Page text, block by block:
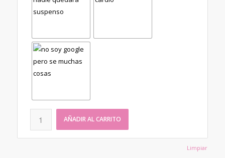
Limpiar
AÑADIR AL CARRITO